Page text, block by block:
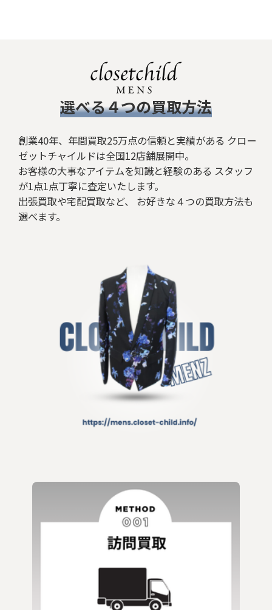
​選べる４つの買取方法
創業40年、年間買取25万点の信頼と実績がある クロー
ゼットチャイルドは全国12店舗展開中。
お客様の大事なアイテムを知識と経験のある スタッフ
が1点1点丁寧に査定いたします。
出張買取や宅配買取など、 お好きな４つの買取方法も
選べます。